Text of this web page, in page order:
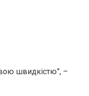
швидкістю”, –